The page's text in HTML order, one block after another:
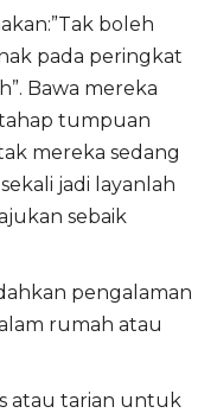
boleh
pada peringkat
Bawa mereka
tumpuan
mereka sedang
jadi layanlah
sebaik
pengalaman
rumah atau
atau tarian untuk